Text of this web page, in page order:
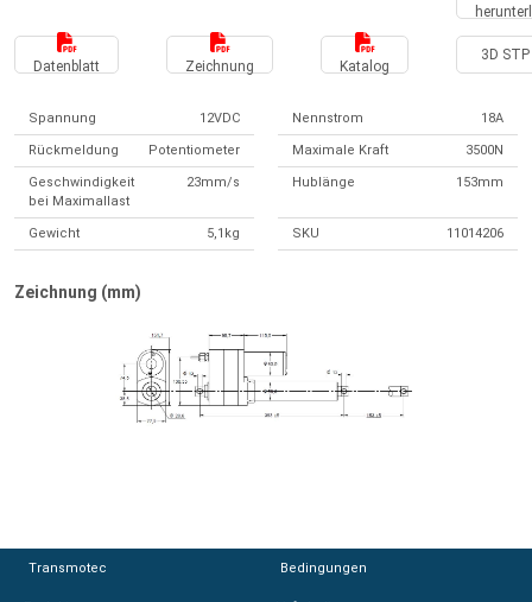
Datenblatt Zeichnung Katalog
3D STP
Spannung 12VDC Nennstrom 18A
Rückmeldung Potentiometer Maximale Kraft 3500N
Geschwindigkeit
bei Maximallast
23mm/s Hublänge 153mm
Gewicht 5,1kg SKU 11014206
Zeichnung (mm)
Transmotec Bedingungen
Transmotec Bedingungen